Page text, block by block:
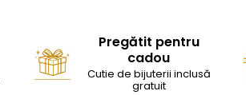
Pregătit pentru
cadou
Cutie de bijuterii inclusă
gratuit